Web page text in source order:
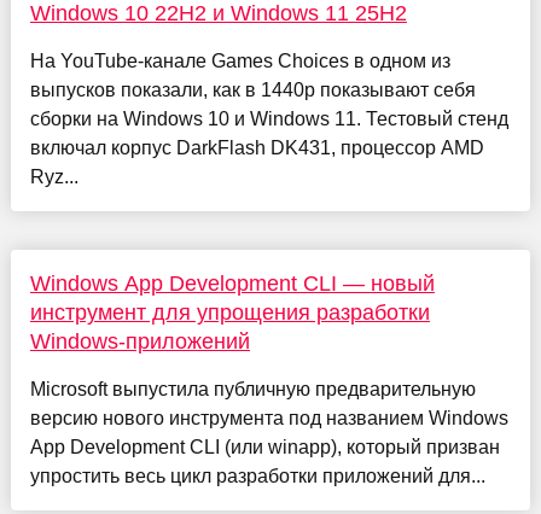
Windows 10 22H2 и Windows 11 25H2
На YouTube-канале Games Choices в одном из
выпусков показали, как в 1440р показывают себя
сборки на Windows 10 и Windows 11. Тестовый стенд
включал корпус DarkFlash DK431, процессор AMD
Ryz...
Windows App Development CLI — новый
инструмент для упрощения разработки
Windows-приложений
Microsoft выпустила публичную предварительную
версию нового инструмента под названием Windows
App Development CLI (или winapp), который призван
упростить весь цикл разработки приложений для...